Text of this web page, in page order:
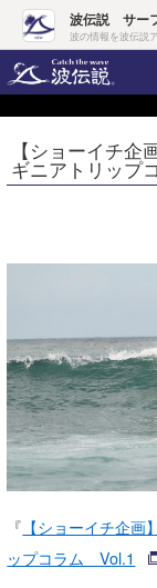
波伝説 サー
波の情報を波伝説
ヘルプ
ログイン
気象情報
ニュース
サーフィンエリア
会員メニュー
今月のプレゼント
【ショーイチ企
ギニアトリップ
『 【ショーイチ企画
ップコラム Vol.1
Core Surf Japan
コラム
トラベル
ショップ情報
ショップ情報
千葉北
ウラナミ
お知らせ
その他